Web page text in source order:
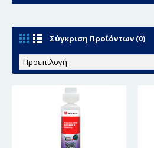
Σύγκριση Προϊόντων (0)